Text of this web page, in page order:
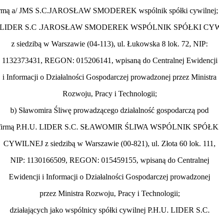
a/ JMS S.C.JAROSŁAW SMODEREK wspólnik spółki cywilnej;
S.C .JAROSŁAW SMODEREK WSPÓLNIK SPÓŁKI
z siedzibą w Warszawie (04-113), ul. Łukowska 8 lok. 72, NIP:
1132373431, REGON: 015206141, wpisaną do Centralnej Ewidencji
i Informacji o Działalności Gospodarczej prowadzonej przez Ministra
Rozwoju, Pracy i Technologii;
b) Sławomira Śliwę prowadzącego działalność gospodarczą pod
P.H.U. LIDER S.C. SŁAWOMIR ŚLIWA WSPÓLNIK
CYWILNEJ z siedzibą w Warszawie (00-821), ul. Złota 60 lok. 111,
NIP: 1130166509, REGON: 015459155, wpisaną do Centralnej
Ewidencji i Informacji o Działalności Gospodarczej prowadzonej
przez Ministra Rozwoju, Pracy i Technologii;
działających jako wspólnicy spółki cywilnej P.H.U. LIDER S.C.